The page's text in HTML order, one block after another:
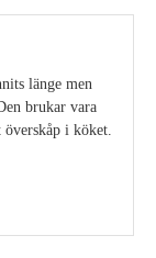
länge men
brukar vara
i köket.